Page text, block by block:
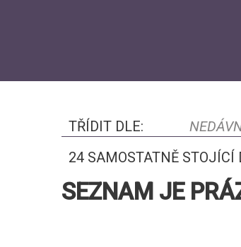
TŘÍDIT DLE:
24 SAMOSTATNĚ STOJÍCÍ
SEZNAM JE